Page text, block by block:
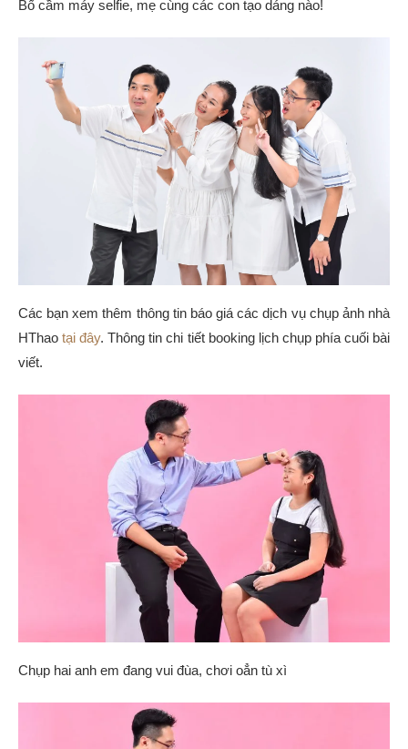
Bố cầm máy selfie, mẹ cùng các con tạo dáng nào!
Các bạn xem thêm thông tin báo giá các dịch vụ chụp ảnh nhà
HThaotại đây. Thông tin chi tiết booking lịch chụp phía cuối bài
viết.
Chụp hai anh em đang vui đùa, chơi oẳn tù xì